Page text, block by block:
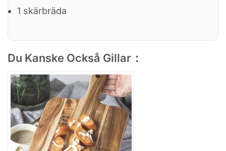
1 skärbräda
Du Kanske Också Gillar：